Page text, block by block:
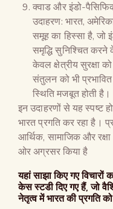
क्वाड और इंडो-
उदाहरण: भारत,
समूह का हिस्सा है, जो
समृद्धि सुनिश्चित
केवल क्षेत्रीय सुरक्षा
संतुलन को भी
स्थिति मजबूत होती है।
इन उदाहरणों से यह स्पष्ट
भारत प्रगति कर रहा है।
आर्थिक, सामाजिक और
ओर अग्रसर किया है
यहां साझा किए गए
केस स्टडी दिए गए हैं, जो
नेतृत्व में भारत की प्रगति को